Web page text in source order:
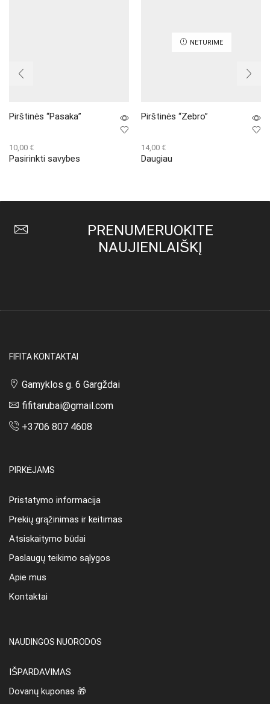
Pirštinės “Pasaka”
10,00 €
Pasirinkti savybes
options
NETURIME
Pirštinės “Zebro”
14,00 €
Daugiau
PRENUMERUOKITE
NAUJIENLAIŠKĮ
FIFITA KONTAKTAI
Gamyklos g. 6 Gargždai
fifitarubai@gmail.com
+3706 807 4608
PIRKĖJAMS
Pristatymo informacija
Prekių grąžinimas ir keitimas
Atsiskaitymo būdai
Paslaugų teikimo sąlygos
Apie mus
Kontaktai
NAUDINGOS NUORODOS
IŠPARDAVIMAS
Dovanų kuponas 🎁